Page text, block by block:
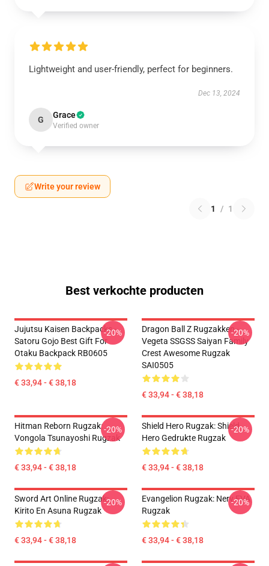
Lightweight and user-friendly, perfect for beginners.
Dec 13, 2024
G Grace
Verified owner
Write your review
1 / 1
Best verkochte producten
Jujutsu Kaisen Backpacks -
Satoru Gojo Best Gift For
Otaku Backpack RB0605
€ 33,94 - € 38,18
-20%
Dragon Ball Z Rugzakken -
Vegeta SSGSS Saiyan Family
Crest Awesome Rugzak
SAI0505
€ 33,94 - € 38,18
-20%
Hitman Reborn Rugzak:
Vongola Tsunayoshi Rugzak
€ 33,94 - € 38,18
-20%
Shield Hero Rugzak: Shield
Hero Gedrukte Rugzak
€ 33,94 - € 38,18
-20%
Sword Art Online Rugzak:
Kirito En Asuna Rugzak
€ 33,94 - € 38,18
-20%
Evangelion Rugzak: Nerv EVA
Rugzak
€ 33,94 - € 38,18
-20%